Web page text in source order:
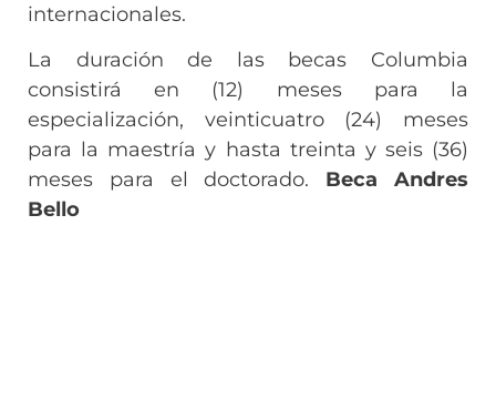
internacionales.
La duración de las becas Columbia
consistirá en (12) meses para la
especialización, veinticuatro (24) meses
para la maestría y hasta treinta y seis (36)
meses para el doctorado. Beca Andres
Bello